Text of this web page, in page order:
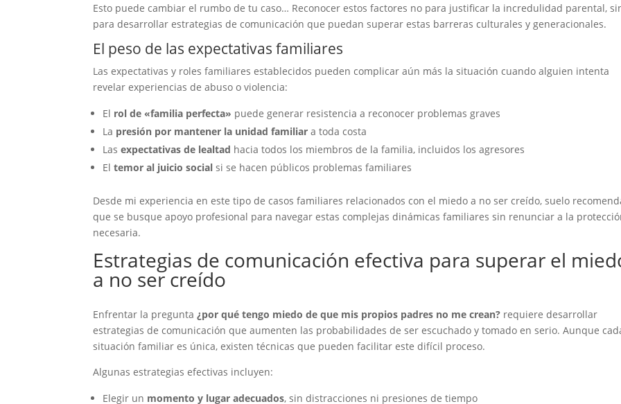
Esto puede cambiar el rumbo de tu caso… Reconocer estos factores no para justificar la incredulidad parental,
para desarrollar estrategias de comunicación que puedan superar estas barreras culturales y generacionales.
El peso de las expectativas familiares
Las expectativas y roles familiares establecidos pueden complicar aún más la situación cuando alguien intenta
revelar experiencias de abuso o violencia:
El rol de «familia perfecta» puede generar resistencia a reconocer problemas graves
La presión por mantener la unidad familiar a toda costa
Lasexpectativas de lealtad hacia todos los miembros de la familia, incluidos los agresores
Eltemor al juicio social si se hacen públicos problemas familiares
Desde mi experiencia en este tipo de casos familiares relacionados con el miedo a no ser creído, suelo
que se busque apoyo profesional para navegar estas complejas dinámicas familiares sin renunciar a la
necesaria.
Estrategias de comunicación efectiva para superar el
a no ser creído
Enfrentar la pregunta¿por qué tengo miedo de que mis propios padres no me crean? requiere desarrollar
estrategias de comunicación que aumenten las probabilidades de ser escuchado y tomado en serio. Aunque
situación familiar es única, existen técnicas que pueden facilitar este difícil proceso.
Algunas estrategias efectivas incluyen:
Elegir un momento y lugar adecuados, sin distracciones ni presiones de tiempo